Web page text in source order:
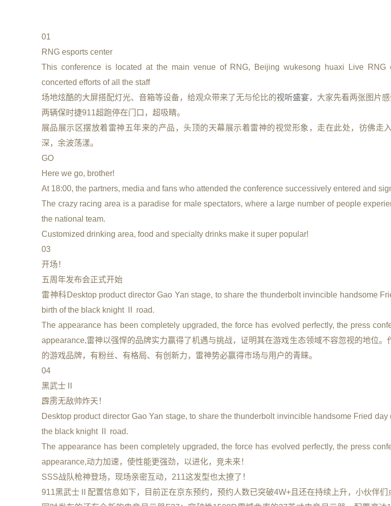
01
RNG esports center
This conference is located at the main venue of RNG, Beijing wukesong huaxi Live RNG
concerted efforts of all the staff
场地炫酷的大屏搭配灯光、音箱等设备，给观众带来了无与伦比的视听盛宴 ，大家先看两张图片感
两辆保时捷911超跑停在门口，超吸睛。
展品展示区摆放着雷神五年来的产品，头顶的天幕展示着雷神的视觉形象，走在此处，彷佛走
深，余波荡漾。
GO
Here we go, brother!
At 18:00, the partners, media and fans who attended the conference successively entered and
The crazy racing area is a paradise for male spectators, where a large number of people
the national team.
Customized drinking area, food and specialty drinks make it super popular!
03
开场！
五周年发布会正式开始
雷神科Desktop product director Gao Yan stage, to share the thunderbolt invincible handsome
birth of the black knight Ⅱ road.
The appearance has been completely upgraded, the force has evolved perfectly, the press
appearance,雷神以强悍的品牌实力赢得了机遇与挑战，证明其在游戏生态领域不容忽视的地位。
的游戏品牌，有粉丝、有格局、有创新力，雷神势必赢得市场与用户的青睐。
04
黑武士Ⅱ
霹雳无敌帅炸天！
Desktop product director Gao Yan stage, to share the thunderbolt invincible handsome Fried
the black knight Ⅱ road.
The appearance has been completely upgraded, the force has evolved perfectly, the press
appearance,动力加速，使性能更强劲，以进化，竞未来！
SSS战队枪神登场，现场亲密互动，211这发型也太撩了！
911黑武士Ⅱ配置信息如下，目前正在京东预约，预约人数已突破4W+且还在持续上升，小伙伴们